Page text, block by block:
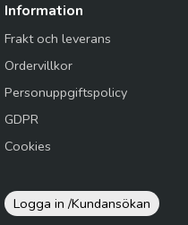
Information
Frakt och leverans
Ordervillkor
Personuppgiftspolicy
GDPR
Cookies
Logga in /Kundansökan